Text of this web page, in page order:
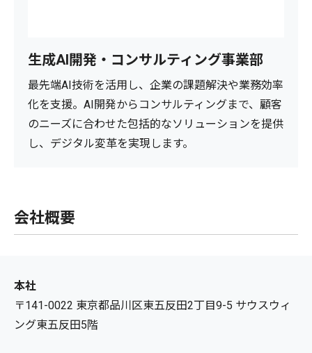
生成AI開発・コンサルティング事業部
最先端AI技術を活用し、企業の課題解決や業務効率
化を支援。AI開発からコンサルティングまで、顧客
のニーズに合わせた包括的なソリューションを提供
し、デジタル変革を実現します。
会社概要
本社
〒141-0022 東京都品川区東五反田2丁目9-5 サウスウィ
ング東五反田5階